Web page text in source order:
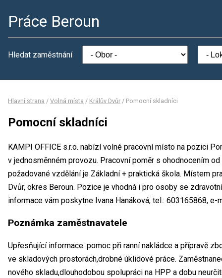
Práce Beroun
Hledat zaměstnání
Hlavní strana / Volná místa / Králův Dvůr / Pomocní skladníci
Pomocní skladníci
KAMPI OFFICE s.r.o. nabízí volné pracovní místo na pozici
v jednosměnném provozu. Pracovní poměr s ohodnocením
požadované vzdělání je Základní + praktická škola. Místem
Dvůr, okres Beroun. Pozice je vhodná i pro osoby se
informace vám poskytne Ivana Hanáková, tel.: 603165868, e-
Poznámka zaměstnavatele
Upřesňující informace: pomoc při ranní nakládce a přípravě
ve skladových prostorách,drobné úklidové práce.
nového skladu,dlouhodobou spolupráci na HPP a dobu